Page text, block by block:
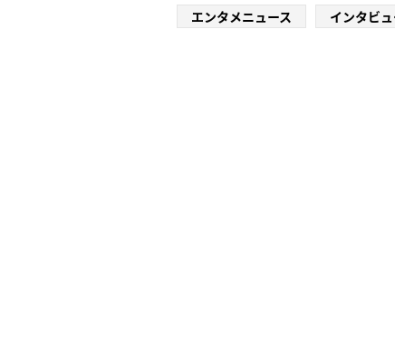
エンタメニュース
インタビ